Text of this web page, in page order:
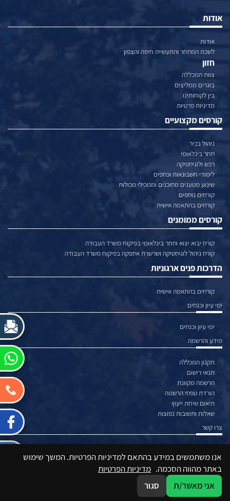
אודות
אודות
לשכת המסחר והתעשייה חיפה והצפון
חזון
צוות המכללה
בוגרים ממליצים
בין לקוחותינו
מדיניות פרטיות
קורסים מקצועיים
ניהול בכיר
סחר בינלאומי
רכש ולוגיסטיקה
לימודי חשבונאות וכספים
שינוע מטענים מסוכנים וממכילי מכולות
קורסים נוספים
קורסים בהתאמה אישית
קורסים ממומנים
קורס יבוא יצוא וסחר בינלאומי בפיקוח משרד העבודה
קורס ניהול לוגיסטיקה ושרשרת אספקה בפיקוח משרד העבודה
הדרכות פנים ארגוניות
קורסים בהתאמה אישית
ימי עיון וכנסים
ימי עיון וכנסים
מידע והרשמה
תקנון המכללה
תנאי רישום
הרשמה מקוונת
הורדת טפסי הרשמה
תיאום שיחת ייעוץ
שאלות ותשובות נפוצות
צרו קשר
אנו משתמשים במידע בהתאם למדיניות הפרטיות. המשך שימוש
באתר מהווה הסכמה. מדיניות הפרטיות
אני מאשר/ת
סגור